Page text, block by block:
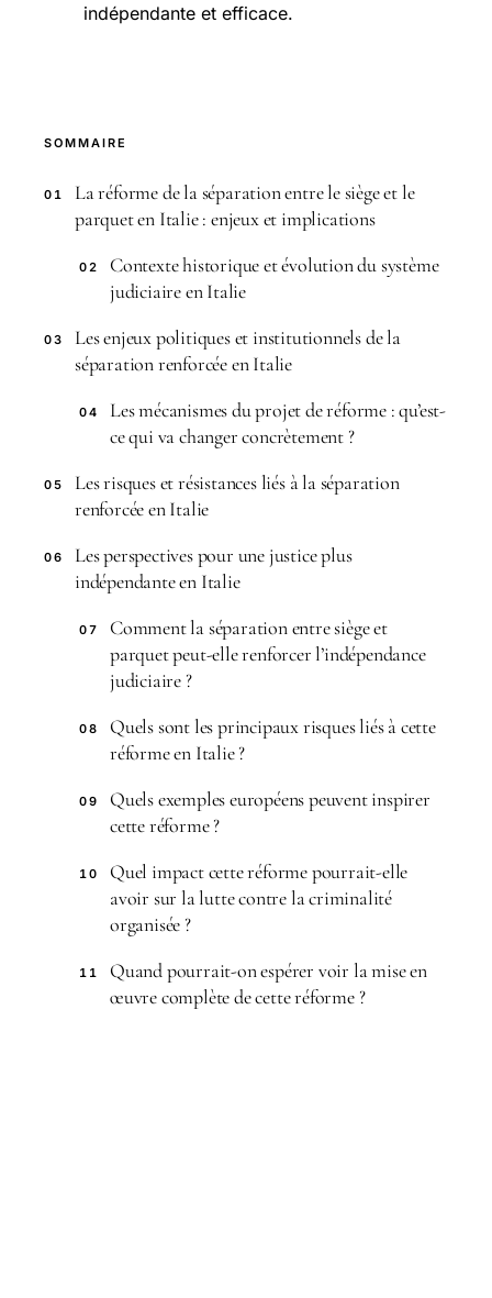
indépendante et efficace.
SOMMAIRE
01
La réforme de la séparation entre le siège et le
parquet en Italie : enjeux et implications
02
Contexte historique et évolution du système
judiciaire en Italie
03
Les enjeux politiques et institutionnels de la
séparation renforcée en Italie
04
Les mécanismes du projet de réforme : qu’est-
ce qui va changer concrètement ?
05
Les risques et résistances liés à la séparation
renforcée en Italie
06
Les perspectives pour une justice plus
indépendante en Italie
07
Comment la séparation entre siège et
parquet peut-elle renforcer l’indépendance
judiciaire ?
08
Quels sont les principaux risques liés à cette
réforme en Italie ?
09
Quels exemples européens peuvent inspirer
cette réforme ?
10
Quel impact cette réforme pourrait-elle
avoir sur la lutte contre la criminalité
organisée ?
11
Quand pourrait-on espérer voir la mise en
œuvre complète de cette réforme ?